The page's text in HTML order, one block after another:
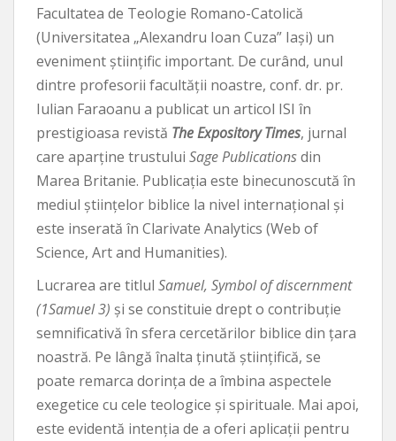
Facultatea de Teologie Romano-Catolică
(Universitatea „Alexandru Ioan Cuza” Iași) un
eveniment științific important. De curând, unul
dintre profesorii facultății noastre, conf. dr. pr.
Iulian Faraoanu a publicat un articol ISI în
prestigioasa revistă The Expository Times, jurnal
care aparține trustului Sage Publicationsdin
Marea Britanie. Publicația este binecunoscută în
mediul științelor biblice la nivel internațional și
este inserată în Clarivate Analytics (Web of
Science, Art and Humanities).
Lucrarea are titlul Samuel, Symbol of discernment
(1Samuel 3) și se constituie drept o contribuție
semnificativă în sfera cercetărilor biblice din țara
noastră. Pe lângă înalta ținută științifică, se
poate remarca dorința de a îmbina aspectele
exegetice cu cele teologice și spirituale. Mai apoi,
este evidentă intenția de a oferi aplicații pentru